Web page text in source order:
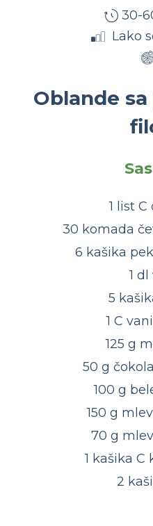
30-
Lako
Oblande
1 list
30 komada
6 kašika
1
5
1 C
125 g
50 g
100 g
150 g
70 g
1 kašika C
2